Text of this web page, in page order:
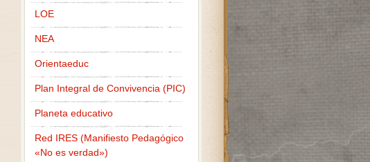
LOE
NEA
Orientaeduc
Plan Integral de Convivencia (PIC)
Planeta educativo
Red IRES (Manifiesto Pedagógico
«No es verdad»)